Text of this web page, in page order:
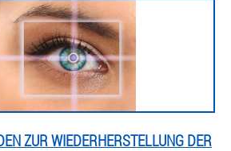
ZUR WIEDERHERSTELLUNG DER